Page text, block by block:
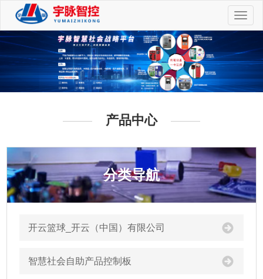
切
换
航
产品中心
分类导航
开云篮球_开云（中国）有限公司
智慧社会自助产品控制板